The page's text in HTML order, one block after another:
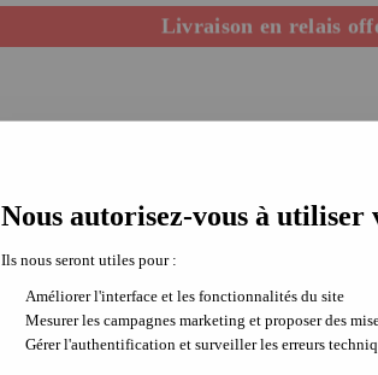
Livraison en relais
Départ de notre
LOISIRS CREATIFS
Nous autorisez-vous à utiliser
Ils nous seront utiles pour :
Améliorer l'interface et les fonctionnalités du site
Mesurer les campagnes marketing et proposer des
Gérer l'authentification et surveiller les erreurs